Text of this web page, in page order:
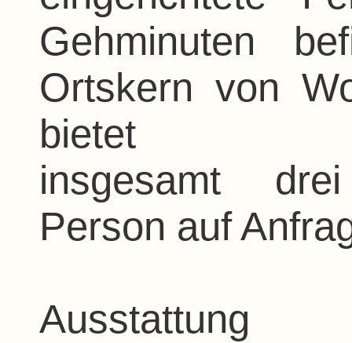
Gehminuten
Ortskern von
bietet
insgesamt
Person auf
Ausstattung